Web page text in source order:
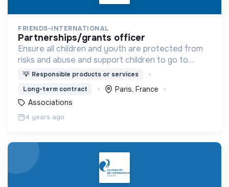
FRIENDS-INTERNATIONAL
partnerships/grants officer
Ensure all children and youth are protected from
risks and abuse and support children to go to
school, young people to find gainful employment
children.
💡 Responsible products or services
Long-term contract
Paris, France
Associations
4 years ago